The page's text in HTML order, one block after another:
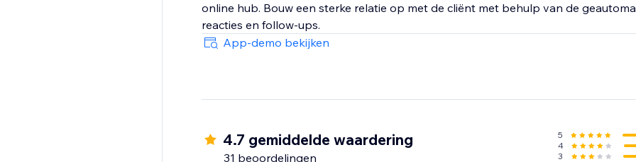
online hub. Bouw een sterke relatie op met de cliënt met behulp van de
reacties en follow-ups.
App-demo bekijken
4.7 gemiddelde waardering
31 beoordelingen
5
4
3